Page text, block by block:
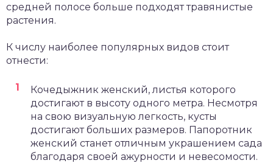
средней полосе больше подходят травянистые
растения.
К числу наиболее популярных видов стоит
отнести:
Кочедыжник женский, листья которого
достигают в высоту одного метра. Несмотря
на свою визуальную легкость, кусты
достигают больших размеров. Папоротник
женский станет отличным украшением сада
благодаря своей ажурности и невесомости.